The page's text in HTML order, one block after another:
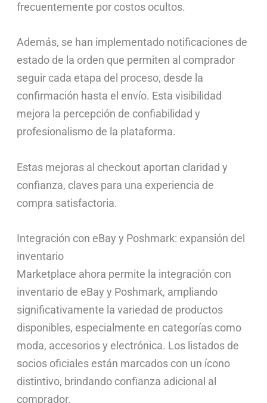
frecuentemente por costos ocultos.
Además, se han implementado notificaciones de
estado de la orden que permiten al comprador
seguir cada etapa del proceso, desde la
confirmación hasta el envío. Esta visibilidad
mejora la percepción de confiabilidad y
profesionalismo de la plataforma.
Estas mejoras al checkout aportan claridad y
confianza, claves para una experiencia de
compra satisfactoria.
Integración con eBay y Poshmark: expansión del
inventario
Marketplace ahora permite la integración con
inventario de eBay y Poshmark, ampliando
significativamente la variedad de productos
disponibles, especialmente en categorías como
moda, accesorios y electrónica. Los listados de
socios oficiales están marcados con un ícono
distintivo, brindando confianza adicional al
comprador.